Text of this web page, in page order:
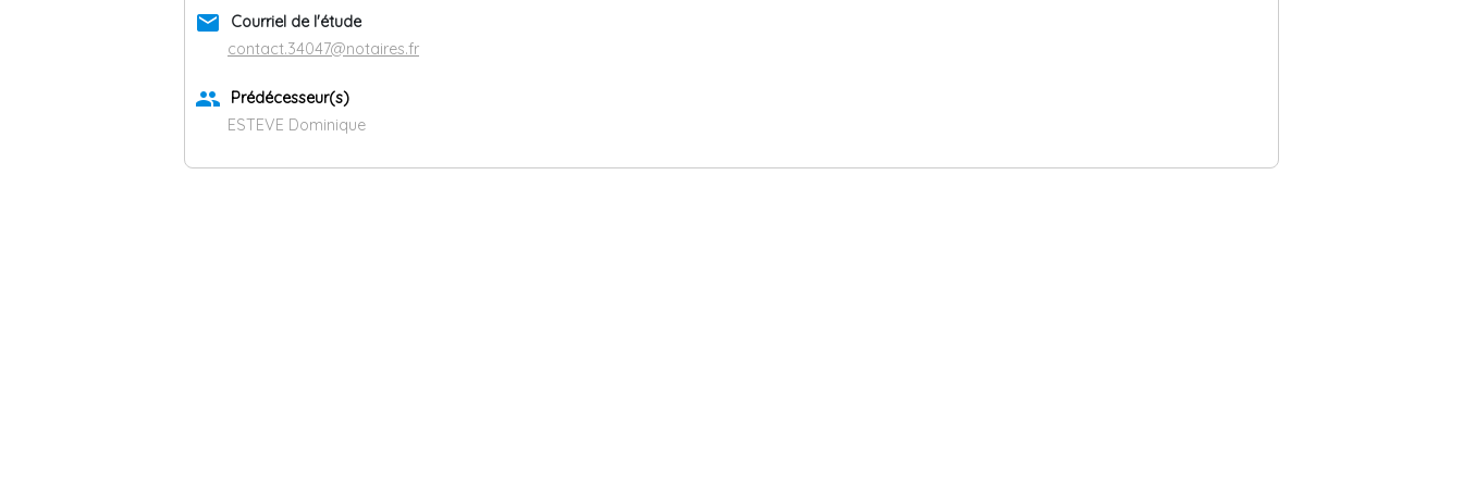
email
Courriel de l'étude
contact.34047@notaires.fr
group
Prédécesseur(s)
ESTEVE Dominique